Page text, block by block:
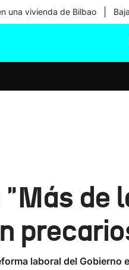
una vivienda de Bilbao
de
laboral del